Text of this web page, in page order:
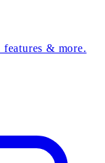
features & more.